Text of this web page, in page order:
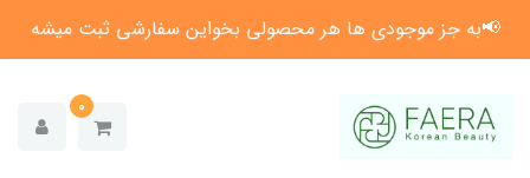
📢به جز موجودی ها هر محصولی بخواین سفارشی ثبت میشه
0